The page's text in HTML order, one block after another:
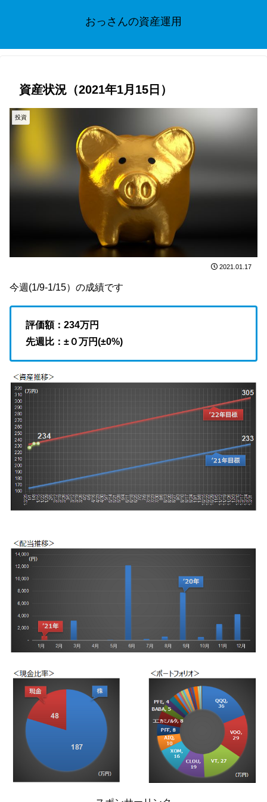
おっさんの資産運用
資産状況（2021年1月15日）
投資
2021.01.17
今週(1/9-1/15）の成績です
評価額：234万円
先週比：±０万円(±0%)